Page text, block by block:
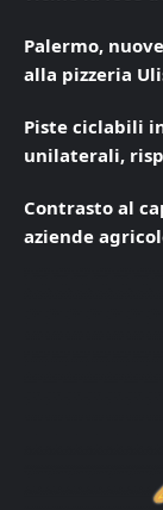
Palermo,
alla pizzeria
Piste ciclabili
unilaterali,
Contrasto al
aziende